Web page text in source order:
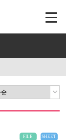
SHEET
FILE